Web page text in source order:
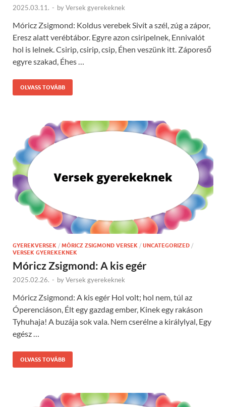
2025.03.11. - byVersek gyerekeknek
Móricz Zsigmond: Koldus verebek Sivít a szél, zúg a zápor,
Eresz alatt verébtábor. Egyre azon csiripelnek, Ennivalót
hol is lelnek. Csirip, csirip, csip, Éhen veszünk itt. Záporeső
egyre szakad, Éhes …
OLVASS TOVÁBB
GYEREKVERSEK / MÓRICZ ZSIGMOND VERSEK / UNCATEGORIZED /
VERSEK GYEREKEKNEK
Móricz Zsigmond: A kis egér
2025.02.26. - byVersek gyerekeknek
Móricz Zsigmond: A kis egér Hol volt; hol nem, túl az
Óperenciáson, Élt egy gazdag ember, Kinek egy rakáson
Tyhuhaja! A buzája sok vala. Nem cserélne a királylyal, Egy
egész …
OLVASS TOVÁBB